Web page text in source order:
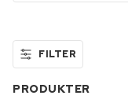
FILTER
PRODUKTER